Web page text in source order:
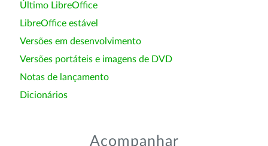
Último LibreOffice
LibreOffice estável
Versões em desenvolvimento
Versões portáteis e imagens de DVD
Notas de lançamento
Dicionários
Acompanhar